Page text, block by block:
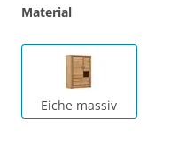
Material
Eiche massiv